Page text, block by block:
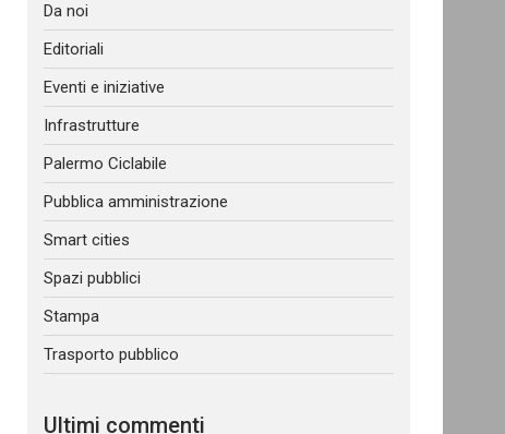
Da noi
Editoriali
Eventi e iniziative
Infrastrutture
Palermo Ciclabile
Pubblica amministrazione
Smart cities
Spazi pubblici
Stampa
Trasporto pubblico
Ultimi commenti